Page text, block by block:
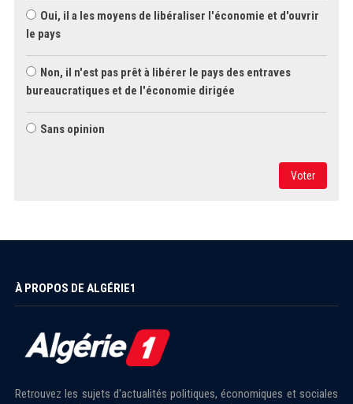
Oui, il a les moyens de libéraliser l'économie et d'ouvrir
le pays
Non, il n'est pas prêt à libérer le pays des entraves
bureaucratiques et de l'économie dirigée
Sans opinion
Voter
À PROPOS DE ALGÉRIE1
Retrouvez les sujets d'actualités politiques, économiques et sociales